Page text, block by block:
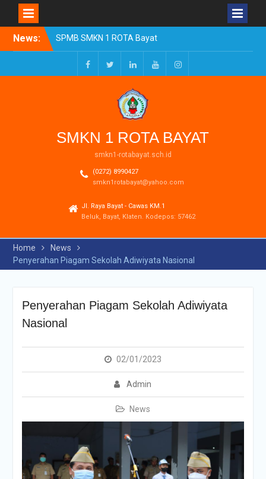
News:
SPMB SMKN 1 ROTA Bayat
Tahun Ajaran 2026/2027
Resmi Dibuka
Pengumuman Kelulusan
Tahun Ajaran 2025-2026
Realisasi Dana BOSP
Reguler Tahap 1 Tahun
FacebookTwitterLinkedInYoutubeInstagram
SMKN 1 ROTA BAYAT
smkn1-rotabayat.sch.id
(0272) 8990427
smkn1rotabayat@yahoo.com
Jl. Raya Bayat - Cawas KM.1
Beluk, Bayat, Klaten. Kodepos: 57462
Home
News
Penyerahan Piagam Sekolah Adiwiyata Nasional
Penyerahan Piagam Sekolah Adiwiyata
Nasional
02/01/2023
Admin
News